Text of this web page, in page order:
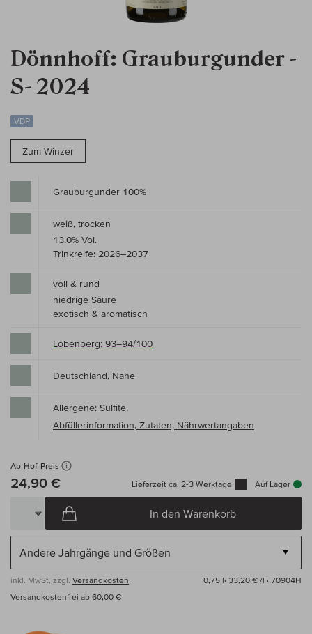
Dönnhoff: Grauburgunder -
S- 2024
VDP
Zum Winzer
Grauburgunder 100%
weiß, trocken
13,0% Vol.
Trinkreife: 2026–2037
voll & rund
niedrige Säure
exotisch & aromatisch
Lobenberg: 93–94/100
Deutschland, Nahe
Allergene: Sulfite,
Abfüllerinformation, Zutaten, Nährwertangaben
Ab-Hof-Preis
24,90 € Lieferzeit ca. 2-3 Werktage Auf Lager
In den Warenkorb
inkl. MwSt, zzgl. Versandkosten 0,75 l· 33,20 € /l · 70904H
Versandkostenfrei ab 60,00 €